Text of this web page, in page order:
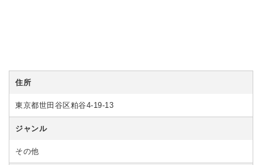
住所
東京都世田谷区粕谷4-19-13
ジャンル
その他